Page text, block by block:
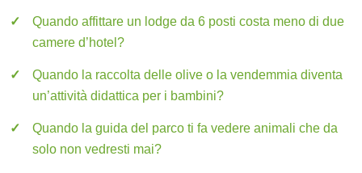
Quando affittare un lodge da 6 posti costa meno di due
camere d’hotel?
Quando la raccolta delle olive o la vendemmia diventa
un’attività didattica per i bambini?
Quando la guida del parco ti fa vedere animali che da
solo non vedresti mai?